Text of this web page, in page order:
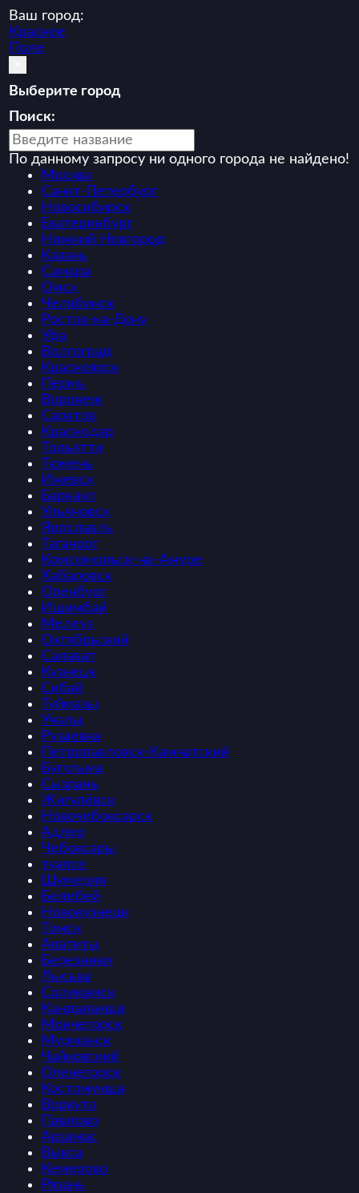
Ваш город:
Красное
Поле
Выберите город
Поиск:
По данному запросу ни одного города не найдено!
Москва
Санкт-Петербург
Новосибирск
Екатеринбург
Нижний Новгород
Казань
Самара
Омск
Челябинск
Ростов-на-Дону
Уфа
Волгоград
Красноярск
Пермь
Воронеж
Саратов
Краснодар
Тольятти
Тюмень
Ижевск
Барнаул
Ульяновск
Ярославль
Таганрог
Комсомольск-на-Амуре
Хабаровск
Оренбург
Ишимбай
Мелеуз
Октябрьский
Салават
Кузнецк
Сибай
Туймазы
Учалы
Рузаевка
Петропавловск-Камчатский
Бугульма
Сызрань
Жигулёвск
Новочебоксарск
Адлер
Чебоксары
туапсе
Шумерля
Белебей
Новокузнецк
Томск
Апатиты
Березники
Лысьва
Соликамск
Кандалакша
Мончегорск
Мурманск
Чайковский
Оленегорск
Костомукша
Воркута
Павлово
Арзамас
Выкса
Кемерово
Рязань